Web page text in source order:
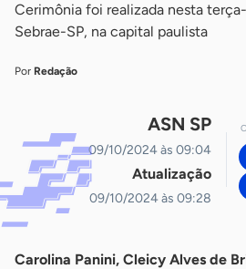
Cerimônia foi realizada nesta
Sebrae-SP, na capital paulista
Por Redação
ASN SP
09/10/2024 às 09:04
Atualização
09/10/2024 às 09:28
Carolina Panini, Cleicy Alves de